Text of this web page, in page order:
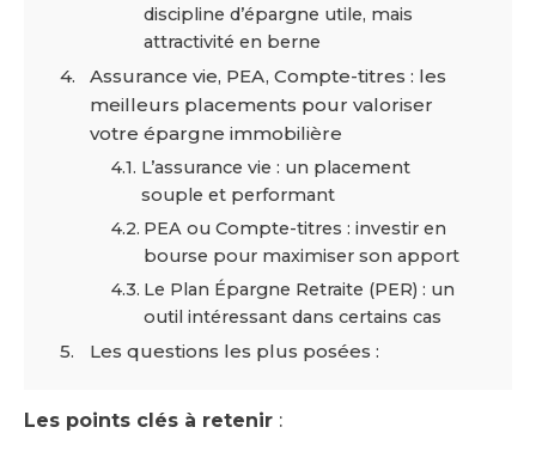
discipline d’épargne utile, mais
attractivité en berne
Assurance vie, PEA, Compte-titres : les
meilleurs placements pour valoriser
votre épargne immobilière
L’assurance vie : un placement
souple et performant
PEA ou Compte-titres : investir en
bourse pour maximiser son apport
Le Plan Épargne Retraite (PER) : un
outil intéressant dans certains cas
Les questions les plus posées :
Les points clés à retenir :